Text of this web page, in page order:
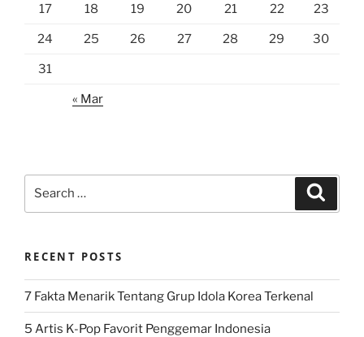
17 18 19 20 21 22 23
24 25 26 27 28 29 30
31
« Mar
RECENT POSTS
7 Fakta Menarik Tentang Grup Idola Korea Terkenal
5 Artis K-Pop Favorit Penggemar Indonesia